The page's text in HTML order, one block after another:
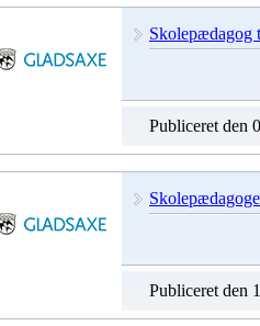
Skolepædagog
Publiceret den
Publiceret den